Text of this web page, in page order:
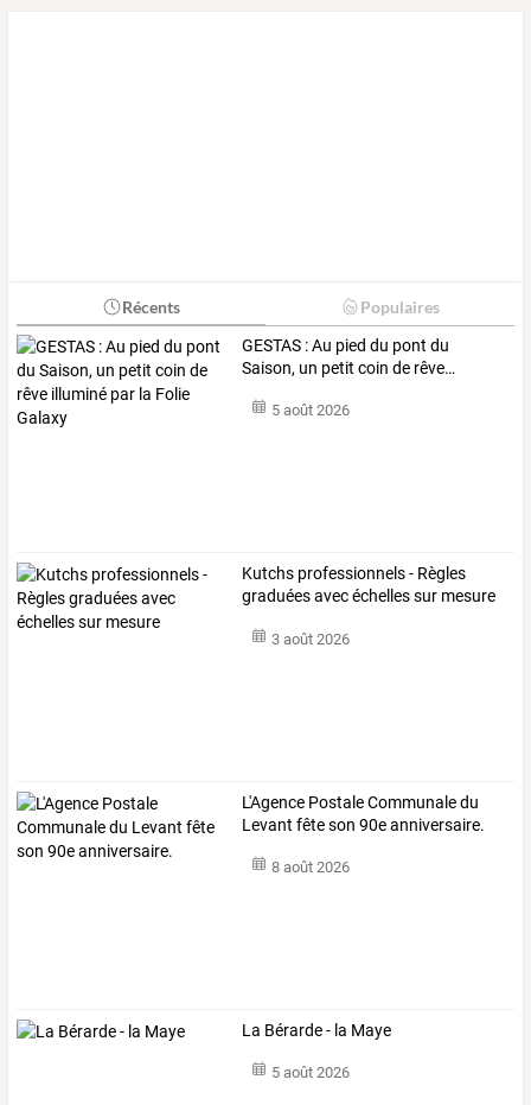
Récents Populaires
GESTAS :Au pied du pont du
Saison, un petit coin de rêve…
5 août 2026
Kutchs professionnels - Règles
graduées avec échelles sur mesure
3 août 2026
L'Agence Postale Communale du
Levant fête son 90e anniversaire.
8 août 2026
La Bérarde - la Maye
5 août 2026